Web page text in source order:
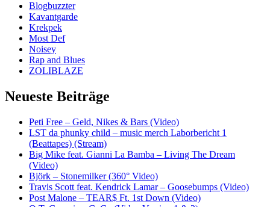
Blogbuzzter
Kavantgarde
Krekpek
Most Def
Noisey
Rap and Blues
ZOLIBLAZE
Neueste Beiträge
Peti Free – Geld, Nikes & Bars (Video)
LST da phunky child – music merch Laborbericht 1
(Beattapes) (Stream)
Big Mike feat. Gianni La Bamba – Living The Dream
(Video)
Björk – Stonemilker (360° Video)
Travis Scott feat. Kendrick Lamar – Goosebumps (Video)
Post Malone – TEAR$ Ft. 1st Down (Video)